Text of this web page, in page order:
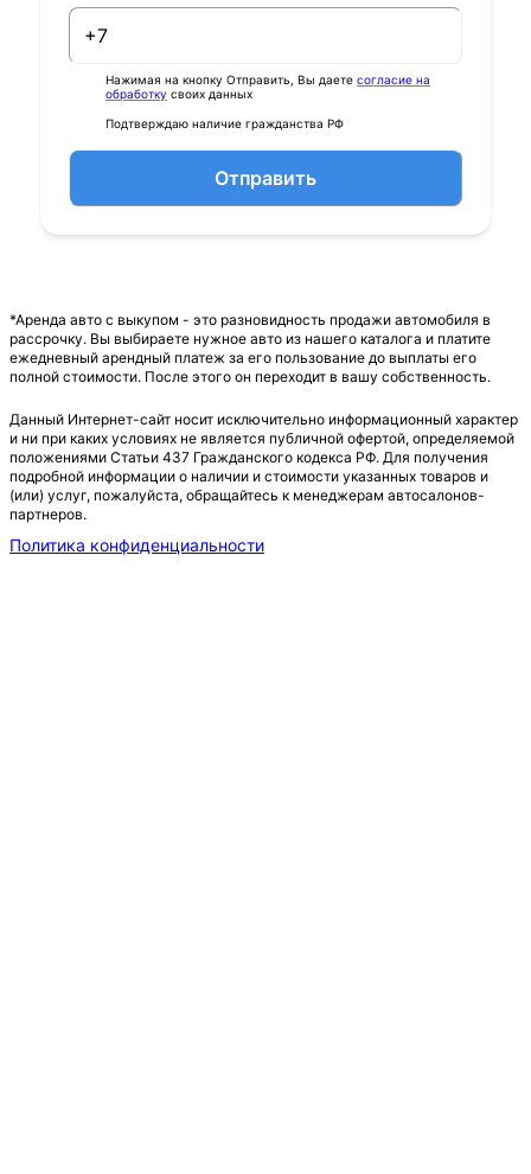
Нажимая на кнопку Отправить, Вы даете согласие на
обработку своих данных
Подтверждаю наличие гражданства РФ
Отправить
*Аренда авто с выкупом - это разновидность продажи автомобиля в
рассрочку. Вы выбираете нужное авто из нашего каталога и платите
ежедневный арендный платеж за его пользование до выплаты его
полной стоимости. После этого он переходит в вашу собственность.
Данный Интернет-сайт носит исключительно информационный характер
и ни при каких условиях не является публичной офертой, определяемой
положениями Статьи 437 Гражданского кодекса РФ. Для получения
подробной информации о наличии и стоимости указанных товаров и
(или) услуг, пожалуйста, обращайтесь к менеджерам автосалонов-
партнеров.
Политика конфиденциальности